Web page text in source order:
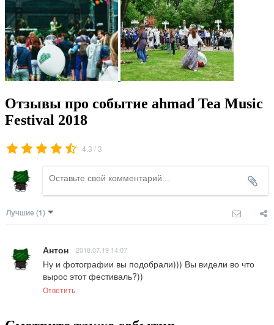
Отзывы про событие ahmad Tea Music
Festival 2018
4.3 /3
Лучшие (1)
Антон 2018.07.19 14:07
Ну и фотографии вы подобрали))) Вы видели во что
вырос этот фестиваль?))
Ответить